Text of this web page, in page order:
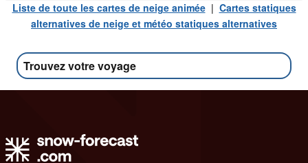
Liste de toute les cartes de neige animée| Cartes statiques
alternatives de neige et météo statiques alternatives
Trouvez votre voyage